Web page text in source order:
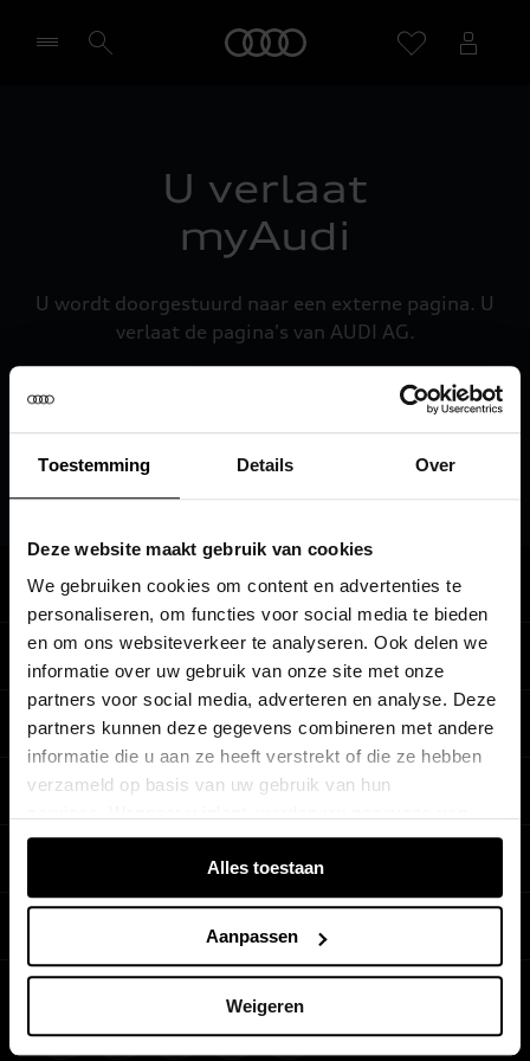
Toestemming Details Over
Deze website maakt gebruik van cookies
We gebruiken cookies om content en advertenties te
personaliseren, om functies voor social media te bieden
en om ons websiteverkeer te analyseren. Ook delen we
informatie over uw gebruik van onze site met onze
partners voor social media, adverteren en analyse. Deze
partners kunnen deze gegevens combineren met andere
informatie die u aan ze heeft verstrekt of die ze hebben
verzameld op basis van uw gebruik van hun
verschillende apparaten of browsers samengevoegd via
de extra verwerkte login-ID.Alles toestaan
Aanpassen
Weigeren
U verlaat
myAudi
U wordt doorgestuurd naar een externe pagina. U
verlaat de pagina's van AUDI AG.
Terug naar boven
Modellen
Alle Modellen
Audi SUV Modellen
Verbruiksgegevens per model
Audi Code
Koop & lease
Audi Occasions
Het Audi Selectie :plus keurmerk
Audi Financial Services
Zakelijk
Elektrisch
Elektrische modellen
Plug-in-hybride rijden
Plug-in-hybride modellen
Opladen
Service & accessoires
Onderhoud en reparatie
Schade en pech
Beleef Audi